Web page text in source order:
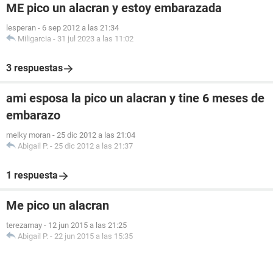
ME pico un alacran y estoy embarazada
lesperan - 6 sep 2012 a las 21:34
Miligarcia - 31 jul 2023 a las 11:02
3 respuestas
ami esposa la pico un alacran y tine 6 meses de
embarazo
melky moran - 25 dic 2012 a las 21:04
Abigail P. - 25 dic 2012 a las 21:37
1 respuesta
Me pico un alacran
terezamay - 12 jun 2015 a las 21:25
Abigail P. - 22 jun 2015 a las 15:35